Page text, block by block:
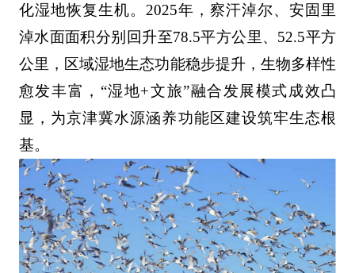
化湿地恢复生机。2025年，察汗淖尔、安固里
淖水面面积分别回升至78.5平方公里、52.5平方
公里，区域湿地生态功能稳步提升，生物多样性
愈发丰富，“湿地+文旅”融合发展模式成效凸
显，为京津冀水源涵养功能区建设筑牢生态根
基。